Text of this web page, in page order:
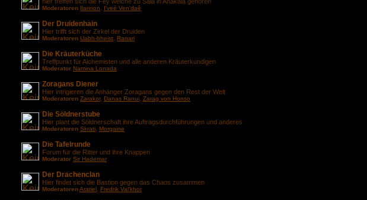
Moderatoren Ilanrion I'veé Ven'daê
Der Druidenhain
Hier trifft sich der Zirkel der Druiden
Moderatoren Uabh-bheist Ranari
Die Kräuterküche
Treffpunkt für Alchemisten und alle anderen Kräuterkundigen
Moderator Namina Lonada
Zoragans Diener
Hier intrigieren die Anhänger Zoragans gegen den Rest der Welt
Moderatoren Zarakor, Danas Ranui Zarag von Honso
Die Söldnerstube
Hier plant die Söldnerschaft ihre Auftragsdurchführungen und anderes
Moderatoren Skrati Morgaine
Die Tafelrunde
Forum für die Ritter und ihre Knappen
Moderator Sir Hademar
Der Drachenclan
Hier findet sich die Bastion gegen das Chaos zusammen
ModeratorenArariel Fredrik Val'khor